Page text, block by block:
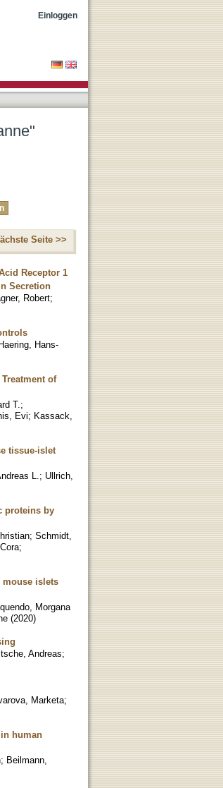
Einloggen
Seite >>
Receptor 1
Secretion
Robert;
Hans-
of
T. ;
Evi; Kassack,
tissue-islet
L. ; Ullrich,
proteins by
; Schmidt,
;
mouse islets
Morgana
(2020)
Andreas;
Marketa;
human
; Beilmann,